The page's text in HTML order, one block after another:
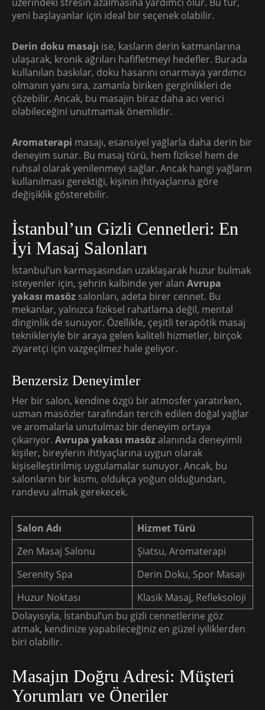
yeni başlayanlar için ideal bir seçenek olabilir.
Derin doku masajı ise, kasların derin katmanlarına
ulaşarak, kronik ağrıları hafifletmeyi hedefler. Burada
kullanılan baskılar, doku hasarını onarmaya yardımcı
olmanın yanı sıra, zamanla biriken gerginlikleri de
çözebilir. Ancak, bu masajın biraz daha acı verici
olabileceğini unutmamak önemlidir.
Aromaterapi masajı, esansiyel yağlarla daha derin bir
deneyim sunar. Bu masaj türü, hem fiziksel hem de
ruhsal olarak yenilenmeyi sağlar. Ancak hangi yağların
kullanılması gerektiği, kişinin ihtiyaçlarına göre
değişiklik gösterebilir.
İstanbul’un Gizli Cennetleri: En
İyi Masaj Salonları
İstanbul’un karmaşasından uzaklaşarak huzur bulmak
isteyenler için, şehrin kalbinde yer alan Avrupa
yakası masöz salonları, adeta birer cennet. Bu
mekanlar, yalnızca fiziksel rahatlama değil, mental
dinginlik de sunuyor. Özellikle, çeşitli terapötik masaj
teknikleriyle bir araya gelen kaliteli hizmetler, birçok
ziyaretçi için vazgeçilmez hale geliyor.
Benzersiz Deneyimler
Her bir salon, kendine özgü bir atmosfer yaratırken,
uzman masözler tarafından tercih edilen doğal yağlar
ve aromalarla unutulmaz bir deneyim ortaya
çıkarıyor. Avrupa yakası masözalanında deneyimli
kişiler, bireylerin ihtiyaçlarına uygun olarak
kişiselleştirilmiş uygulamalar sunuyor. Ancak, bu
salonların bir kısmı, oldukça yoğun olduğundan,
randevu almak gerekecek.
Salon Adı
Hizmet Türü
Zen Masaj Salonu
Şiatsu, Aromaterapi
Serenity Spa
Derin Doku, Spor Masajı
Huzur Noktası
Klasik Masaj, Refleksoloji
Dolayısıyla, İstanbul’un bu gizli cennetlerine göz
atmak, kendinize yapabileceğiniz en güzel iyiliklerden
biri olabilir.
Masajın Doğru Adresi: Müşteri
Yorumları ve Öneriler